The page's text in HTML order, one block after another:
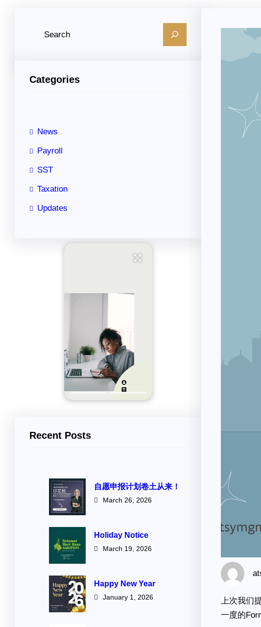
Categories
News
Payroll
SST
Taxation
Updates
Recent Posts
自愿申报计划卷土从来！
March 26, 2026
Holiday Notice
March 19, 2026
Happy New Year
January 1, 2026 上次我们
一度的